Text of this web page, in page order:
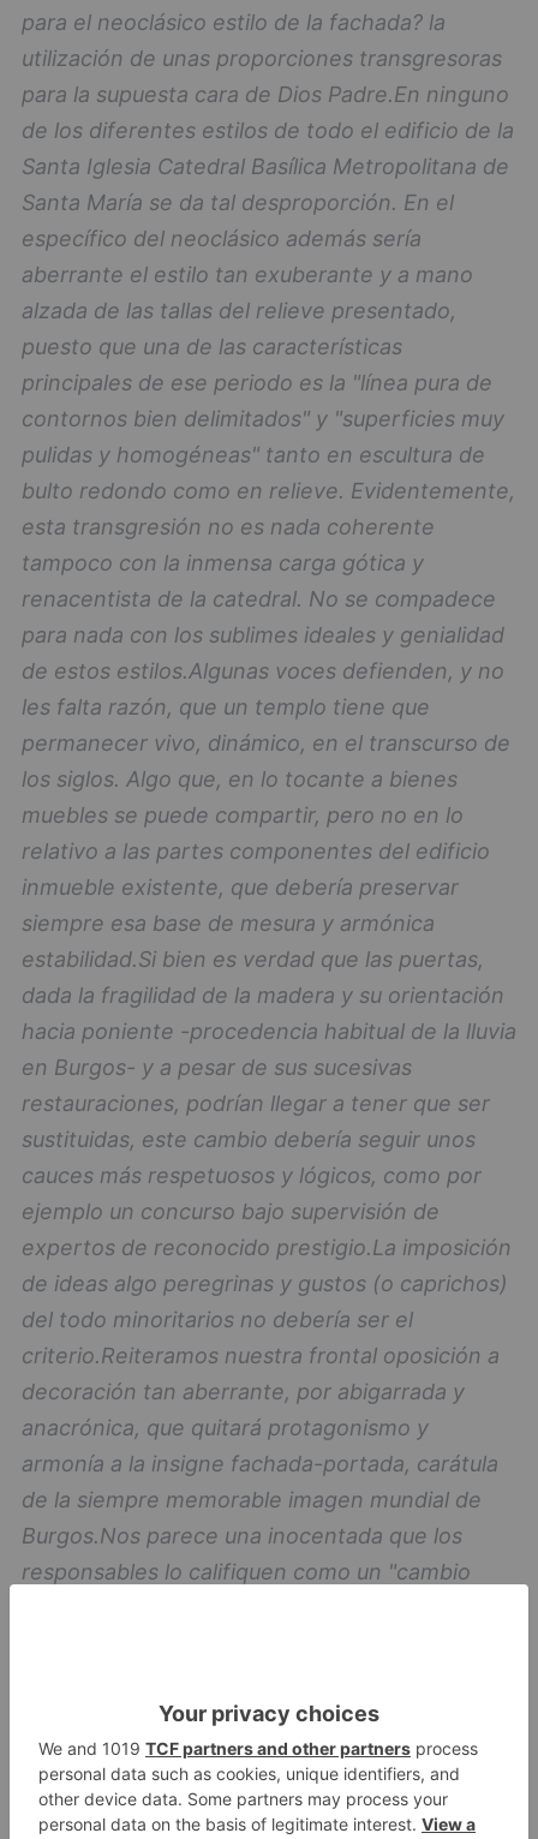
para el neoclásico estilo de la fachada? la
utilización de unas proporciones transgresoras
para la supuesta cara de Dios Padre.En ninguno
de los diferentes estilos de todo el edificio de la
Santa Iglesia Catedral Basílica Metropolitana de
Santa María se da tal desproporción. En el
específico del neoclásico además sería
aberrante el estilo tan exuberante y a mano
alzada de las tallas del relieve presentado,
puesto que una de las características
principales de ese periodo es la "línea pura de
contornos bien delimitados" y "superficies muy
pulidas y homogéneas" tanto en escultura de
bulto redondo como en relieve. Evidentemente,
esta transgresión no es nada coherente
tampoco con la inmensa carga gótica y
renacentista de la catedral. No se compadece
para nada con los sublimes ideales y genialidad
de estos estilos.Algunas voces defienden, y no
les falta razón, que un templo tiene que
permanecer vivo, dinámico, en el transcurso de
los siglos. Algo que, en lo tocante a bienes
muebles se puede compartir, pero no en lo
relativo a las partes componentes del edificio
inmueble existente, que debería preservar
siempre esa base de mesura y armónica
estabilidad.Si bien es verdad que las puertas,
dada la fragilidad de la madera y su orientación
hacia poniente -procedencia habitual de la lluvia
en Burgos- y a pesar de sus sucesivas
restauraciones, podrían llegar a tener que ser
sustituidas, este cambio debería seguir unos
cauces más respetuosos y lógicos, como por
ejemplo un concurso bajo supervisión de
expertos de reconocido prestigio.La imposición
de ideas algo peregrinas y gustos (o caprichos)
del todo minoritarios no debería ser el
criterio.Reiteramos nuestra frontal oposición a
decoración tan aberrante, por abigarrada y
anacrónica, que quitará protagonismo y
armonía a la insigne fachada-portada, carátula
de la siempre memorable imagen mundial de
Burgos.Nos parece una inocentada que los
responsables lo califiquen como un "cambio
encarecidamente a las instituciones nacionales
e internacionales encargadas de velar por el
patrimonio mundial para que analicen en
profundidad esta, a todas luces, controvertida